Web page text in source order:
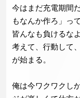
今はまだ充電期間
もなんか作ろ」っ
皆んなも負けるなよ
考えて、行動して
が始まる。
俺は今ワクワクし